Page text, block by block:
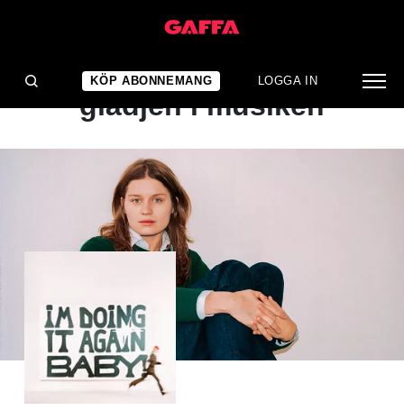
KÖP ABONNEMANG LOGGA IN
ALBUMRECENSION
Girl In Red har återfunnit
glädjen i musiken